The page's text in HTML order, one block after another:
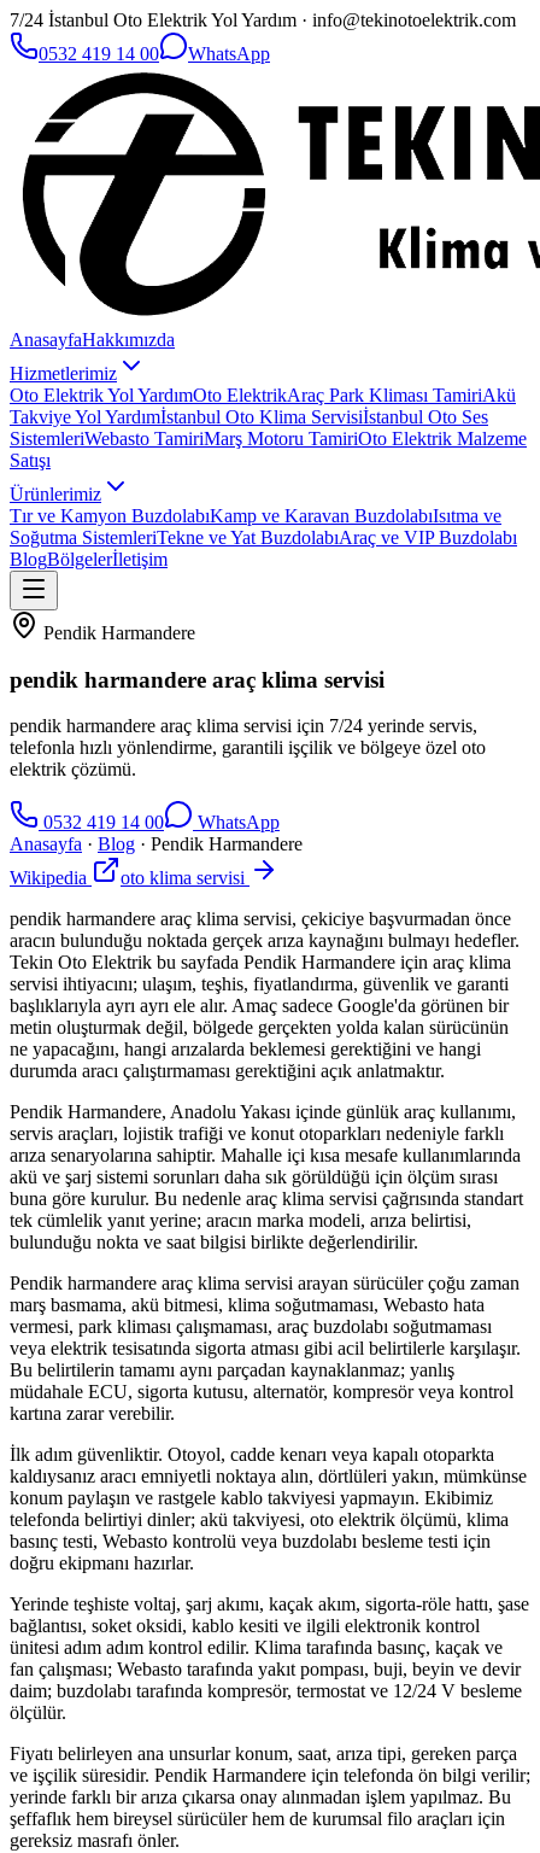
7/24 İstanbul Oto Elektrik Yol Yardım · info@tekinotoelektrik.com
0532 419 14 00
WhatsApp
AnasayfaHakkımızda
Hizmetlerimiz
Oto Elektrik Yol YardımOto ElektrikAraç Park Kliması TamiriAkü
Takviye Yol Yardımİstanbul Oto Klima Servisiİstanbul Oto Ses
SistemleriWebasto TamiriMarş Motoru TamiriOto Elektrik Malzeme
Satışı
Ürünlerimiz
Tır ve Kamyon BuzdolabıKamp ve Karavan BuzdolabıIsıtma ve
Soğutma SistemleriTekne ve Yat BuzdolabıAraç ve VIP Buzdolabı
BlogBölgelerİletişim
Pendik Harmandere
pendik harmandere araç klima servisi
pendik harmandere araç klima servisi için 7/24 yerinde servis,
telefonla hızlı yönlendirme, garantili işçilik ve bölgeye özel oto
elektrik çözümü.
0532 419 14 00
WhatsApp
Anasayfa · Blog · Pendik Harmandere
Wikipedia
oto klima servisi
pendik harmandere araç klima servisi, çekiciye başvurmadan önce
aracın bulunduğu noktada gerçek arıza kaynağını bulmayı hedefler.
Tekin Oto Elektrik bu sayfada Pendik Harmandere için araç klima
servisi ihtiyacını; ulaşım, teşhis, fiyatlandırma, güvenlik ve garanti
başlıklarıyla ayrı ayrı ele alır. Amaç sadece Google'da görünen bir
metin oluşturmak değil, bölgede gerçekten yolda kalan sürücünün
ne yapacağını, hangi arızalarda beklemesi gerektiğini ve hangi
durumda aracı çalıştırmaması gerektiğini açık anlatmaktır.
Pendik Harmandere, Anadolu Yakası içinde günlük araç kullanımı,
servis araçları, lojistik trafiği ve konut otoparkları nedeniyle farklı
arıza senaryolarına sahiptir. Mahalle içi kısa mesafe kullanımlarında
akü ve şarj sistemi sorunları daha sık görüldüğü için ölçüm sırası
buna göre kurulur. Bu nedenle araç klima servisi çağrısında standart
tek cümlelik yanıt yerine; aracın marka modeli, arıza belirtisi,
bulunduğu nokta ve saat bilgisi birlikte değerlendirilir.
Pendik harmandere araç klima servisi arayan sürücüler çoğu zaman
marş basmama, akü bitmesi, klima soğutmaması, Webasto hata
vermesi, park kliması çalışmaması, araç buzdolabı soğutmaması
veya elektrik tesisatında sigorta atması gibi acil belirtilerle karşılaşır.
Bu belirtilerin tamamı aynı parçadan kaynaklanmaz; yanlış
müdahale ECU, sigorta kutusu, alternatör, kompresör veya kontrol
kartına zarar verebilir.
İlk adım güvenliktir. Otoyol, cadde kenarı veya kapalı otoparkta
kaldıysanız aracı emniyetli noktaya alın, dörtlüleri yakın, mümkünse
konum paylaşın ve rastgele kablo takviyesi yapmayın. Ekibimiz
telefonda belirtiyi dinler; akü takviyesi, oto elektrik ölçümü, klima
basınç testi, Webasto kontrolü veya buzdolabı besleme testi için
doğru ekipmanı hazırlar.
Yerinde teşhiste voltaj, şarj akımı, kaçak akım, sigorta-röle hattı, şase
bağlantısı, soket oksidi, kablo kesiti ve ilgili elektronik kontrol
ünitesi adım adım kontrol edilir. Klima tarafında basınç, kaçak ve
fan çalışması; Webasto tarafında yakıt pompası, buji, beyin ve devir
daim; buzdolabı tarafında kompresör, termostat ve 12/24 V besleme
ölçülür.
Fiyatı belirleyen ana unsurlar konum, saat, arıza tipi, gereken parça
ve işçilik süresidir. Pendik Harmandere için telefonda ön bilgi verilir;
yerinde farklı bir arıza çıkarsa onay alınmadan işlem yapılmaz. Bu
şeffaflık hem bireysel sürücüler hem de kurumsal filo araçları için
gereksiz masrafı önler.